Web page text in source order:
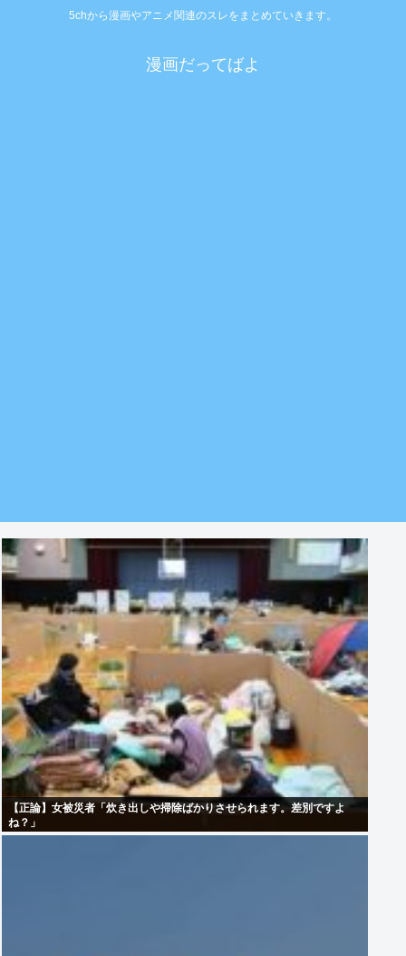
5chから漫画やアニメ関連のスレをまとめていきます。
漫画だってばよ
【正論】女被災者「炊き出しや掃除ばかりさせられます。差別ですよ
ね？」